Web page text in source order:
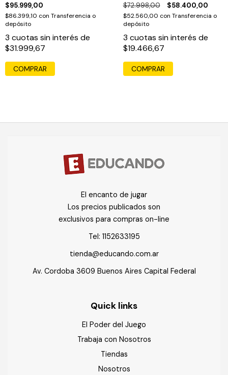
$95.999,00
$86.399,10 con Transferencia o
depósito
3 cuotas sin interés de
$31.999,67
COMPRAR
$72.998,00 $58.400,00
$52.560,00 con Transferencia o
depósito
3 cuotas sin interés de
$19.466,67
El encanto de jugar
Los precios publicados son
exclusivos para compras on-line
Tel: 1152633195
tienda@educando.com.ar
Av. Cordoba 3609 Buenos Aires Capital Federal
Quick links
El Poder del Juego
Trabaja con Nosotros
Tiendas
Nosotros